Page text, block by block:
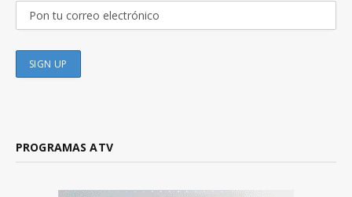
PROGRAMAS ATV